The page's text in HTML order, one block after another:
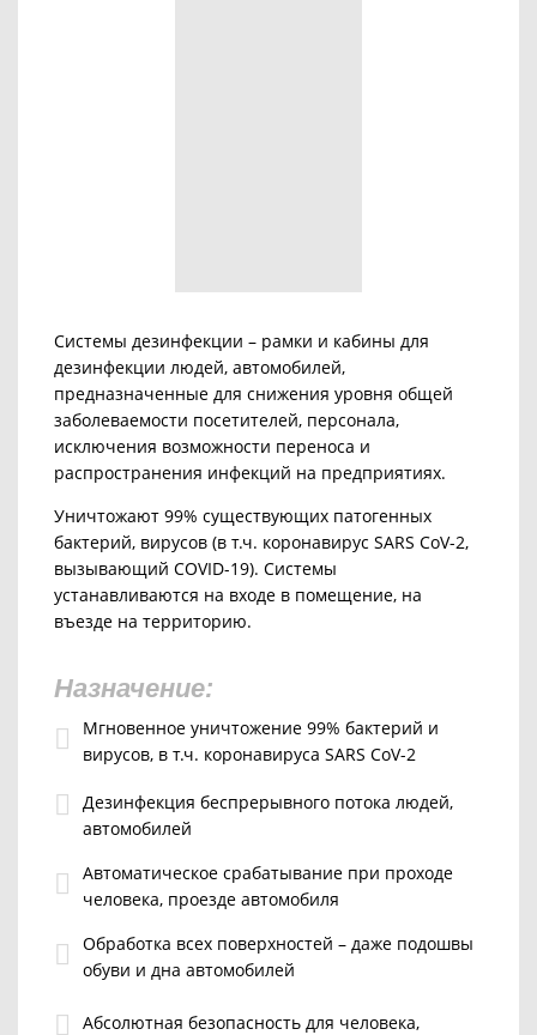
Системы дезинфекции – рамки и кабины для
дезинфекции людей, автомобилей,
предназначенные для снижения уровня общей
заболеваемости посетителей, персонала,
исключения возможности переноса и
распространения инфекций на предприятиях.
Уничтожают 99% существующих патогенных
бактерий, вирусов (в т.ч. коронавирус SARS CoV-2,
вызывающий COVID-19). Системы
устанавливаются на входе в помещение, на
въезде на территорию.
Назначение:
Мгновенное уничтожение 99% бактерий и
вирусов, в т.ч. коронавируса SARS CoV-2
Дезинфекция беспрерывного потока людей,
автомобилей
Автоматическое срабатывание при проходе
человека, проезде автомобиля
Обработка всех поверхностей – даже подошвы
обуви и дна автомобилей
Абсолютная безопасность для человека,